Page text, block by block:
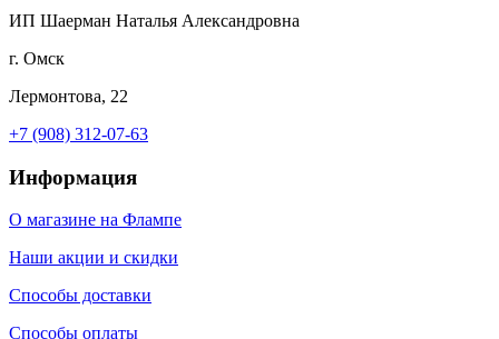
ИП Шаерман Наталья Александровна
г. Омск
Лермонтова, 22
+7 (908) 312-07-63
Информация
О магазине на Флампе
Наши акции и скидки
Способы доставки
Способы оплаты